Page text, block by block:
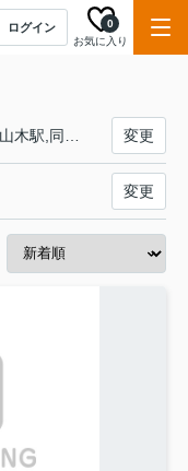
ログイン
お気に入り
0
変更
変更